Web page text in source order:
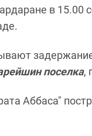
в 15.00
задержание
поселка,
Аббаса"